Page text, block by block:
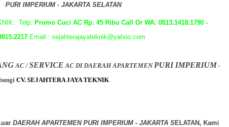
PURI IMPERIUM - JAKARTA SELATAN
Telp. Promo Cuci AC Rp. 45 Ribu Call Or WA. 0813.1418.1790 -
Email : sejahterajayateknik@yahoo.com
AC /SERVICE AC DI DAERAH APARTEMEN PURI IMPERIUM-
CV. SEJAHTERA JAYA TEKNIK
DAERAH APARTEMEN PURI IMPERIUM - JAKARTA SELATAN, Kami